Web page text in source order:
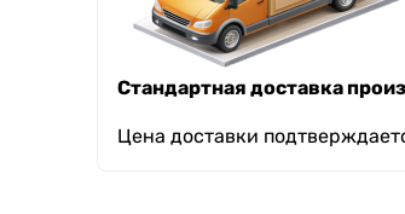
Стандартная доставка
Цена доставки